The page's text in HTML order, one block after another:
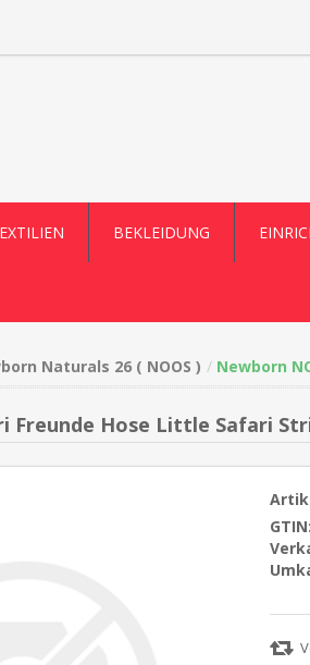
BEKLEIDUNG
Naturals 26 ( NOOS ) Newborn
Freunde Hose Little Safari
GTIN: